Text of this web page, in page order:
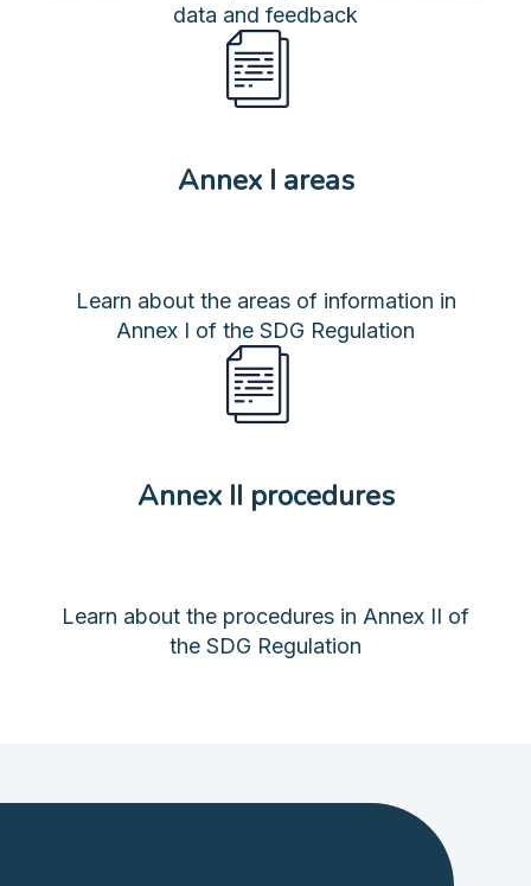
data and feedback
Annex I areas
Learn about the areas of information in
Annex I of the SDG Regulation
Annex II procedures
Learn about the procedures in Annex II of
the SDG Regulation